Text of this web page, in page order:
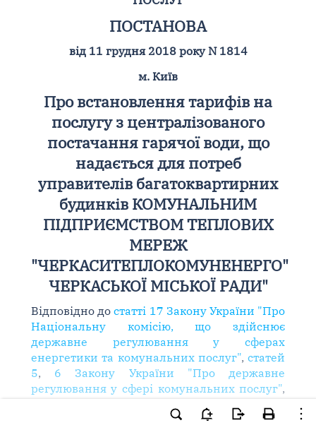
ПОСТАНОВА
від 11 грудня 2018 року N 1814
м. Київ
Про встановлення тарифів на
послугу з централізованого
постачання гарячої води, що
надається для потреб
управителів багатоквартирних
будинків КОМУНАЛЬНИМ
ПІДПРИЄМСТВОМ ТЕПЛОВИХ
МЕРЕЖ
"ЧЕРКАСИТЕПЛОКОМУНЕНЕРГО"
ЧЕРКАСЬКОЇ МІСЬКОЇ РАДИ"
Відповідно достатті 17 Закону України "Про
Національну комісію, що здійснює
державне регулювання у сферах
енергетики та комунальних послуг",статей
5, 6 Закону України "Про державне
регулювання у сфері комунальних послуг",
Порядку формування тарифів на теплову
енергію, її виробництво, транспортування